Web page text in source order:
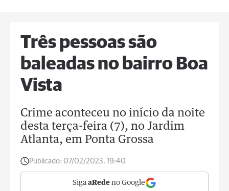
Três pessoas são
baleadas no bairro Boa
Vista
Crime aconteceu no início da noite
desta terça-feira (7), no Jardim
Atlanta, em Ponta Grossa
Publicado: 07/02/2023, 19:40
Siga aRede no Google